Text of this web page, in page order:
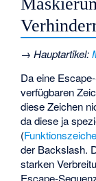
→Hauptartikel:
Da eine
verfügbaren
diese Zeichen
da diese ja
(
der Backslash.
starken
Escape-